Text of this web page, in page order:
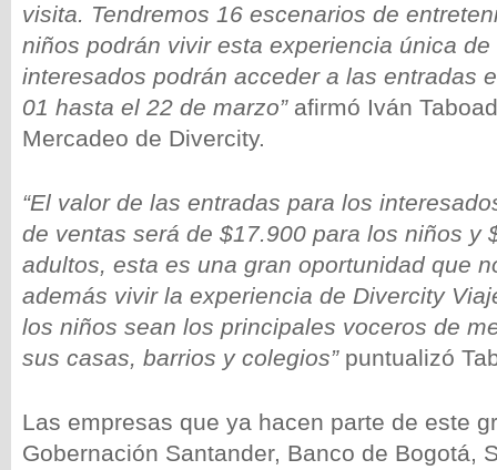
visita. Tendremos 16 escenarios de
niños podrán vivir esta experiencia única
interesados podrán acceder a las entradas
01 hasta el 22 de marzo”afirmó Iván
Mercadeo de Divercity.
“El valor de las entradas para los
de ventas será de $17.900 para los niños y
adultos, esta es una gran oportunidad que
además vivir la experiencia de Divercity
los niños sean los principales voceros de
sus casas, barrios y colegios”puntualizó
Las empresas que ya hacen parte de este
Gobernación Santander, Banco de Bogotá,